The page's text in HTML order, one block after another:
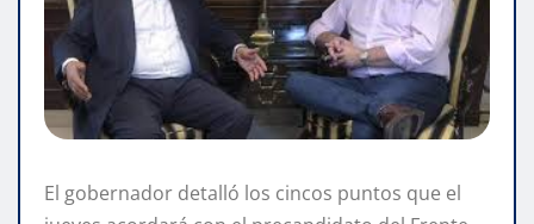
El gobernador detalló los cincos puntos que el